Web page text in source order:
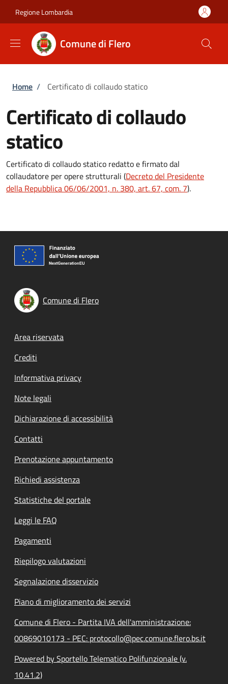
Regione Lombardia
Comune di Flero
Briciole di pane
Home / Certificato di collaudo statico
Certificato di collaudo
statico
Certificato di collaudo statico redatto e firmato dal
collaudatore per opere strutturali (Decreto del Presidente
della Repubblica 06/06/2001, n. 380, art. 67, com. 7).
Comune di Flero
Footer menu
Area riservata
Crediti
Informativa privacy
Note legali
Dichiarazione di accessibilità
Contatti
Prenotazione appuntamento
Richiedi assistenza
Statistiche del portale
Leggi le FAQ
Pagamenti
Riepilogo valutazioni
Segnalazione disservizio
Piano di miglioramento dei servizi
Comune di Flero - Partita IVA dell'amministrazione:
00869010173 - PEC: protocollo@pec.comune.flero.bs.it
Powered by Sportello Telematico Polifunzionale (v.
10.41.2)